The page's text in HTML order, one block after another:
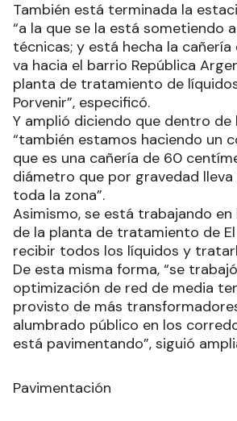
También está terminada la
“a la que se la está sometiendo
técnicas; y está hecha la cañería
va hacia el barrio República
planta de tratamiento de
Porvenir”, especificó.
Y amplió diciendo que dentro de
“también estamos haciendo un
que es una cañería de 60
diámetro que por gravedad
toda la zona”.
Asimismo, se está trabajando
de la planta de tratamiento de El
recibir todos los líquidos y
De esta misma forma, “se
optimización de red de media
provisto de más
alumbrado público en los
está pavimentando”, siguió
Pavimentación